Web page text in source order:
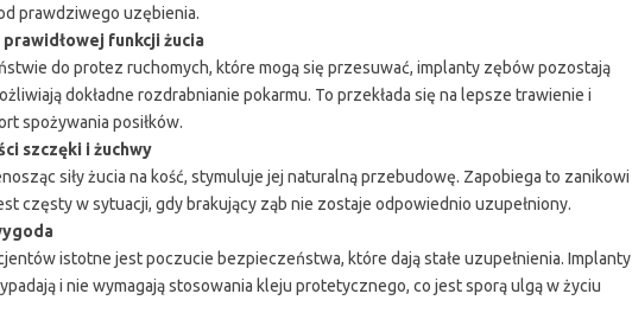
prawdziwego uzębienia.
funkcji żucia
do protez ruchomych, które mogą się przesuwać, implanty zębów pozostają
dokładne rozdrabnianie pokarmu. To przekłada się na lepsze trawienie i
spożywania posiłków.
szczęki i żuchwy
siły żucia na kość, stymuluje jej naturalną przebudowę. Zapobiega to zanikowi
częsty w sytuacji, gdy brakujący ząb nie zostaje odpowiednio uzupełniony.
istotne jest poczucie bezpieczeństwa, które dają stałe uzupełnienia. Implanty
i nie wymagają stosowania kleju protetycznego, co jest sporą ulgą w życiu